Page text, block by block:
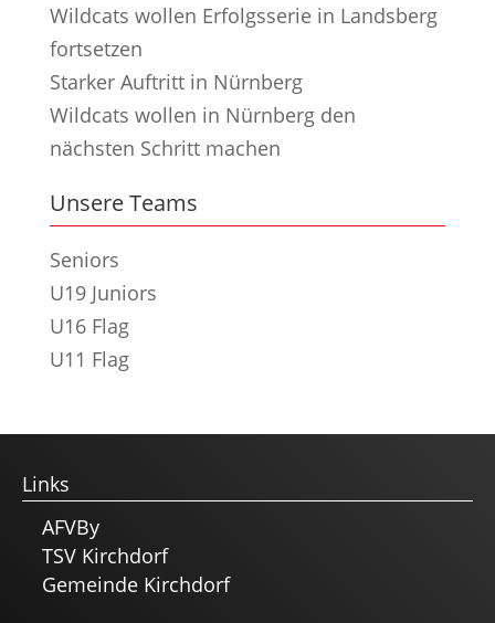
Wildcats wollen Erfolgsserie in Landsberg
fortsetzen
Starker Auftritt in Nürnberg
Wildcats wollen in Nürnberg den
nächsten Schritt machen
Unsere Teams
Seniors
U19 Juniors
U16 Flag
U11 Flag
Links
AFVBy
TSV Kirchdorf
Gemeinde Kirchdorf